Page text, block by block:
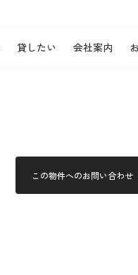
貸したい 会社案内
この物件へのお問い合わせ